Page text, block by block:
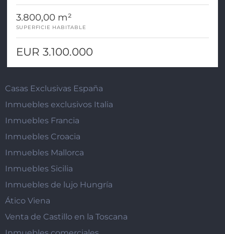
3.800,00 m²
SUPERFICIE HABITABLE
EUR 3.100.000
Casas Exclusivas España
Inmuebles exclusivos Italia
Inmuebles Francia
Inmuebles Croacia
Inmuebles Mallorca
Inmuebles Sicilia
Inmuebles de lujo Hungría
Ático Viena
Venta de Castillo en la Toscana